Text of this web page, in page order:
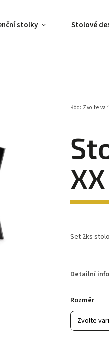
stolky Stolové
Kód: Zvolte
Set 2ks
Detailní
Rozměr